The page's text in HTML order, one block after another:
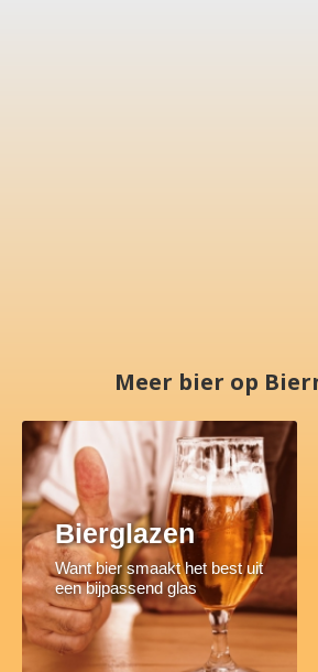
Meer bier op
Bierglazen
Want bier smaakt het best uit
een bijpassend glas